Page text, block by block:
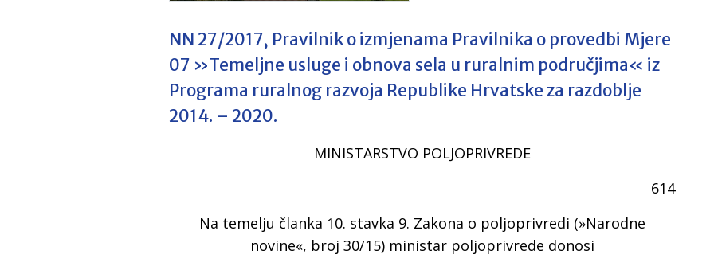
NN 27/2017, Pravilnik o izmjenama Pravilnika o provedbi Mjere
07 »Temeljne usluge i obnova sela u ruralnim područjima« iz
Programa ruralnog razvoja Republike Hrvatske za razdoblje
2014. – 2020.
MINISTARSTVO POLJOPRIVREDE
614
Na temelju članka 10. stavka 9. Zakona o poljoprivredi (»Narodne
novine«, broj 30/15) ministar poljoprivrede donosi